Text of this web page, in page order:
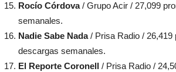
Rocío Córdova/ Grupo Acir / 27,099
semanales.
Nadie Sabe Nada/ Prisa Radio / 26,419
descargas semanales.
El Reporte Coronell / Prisa Radio /